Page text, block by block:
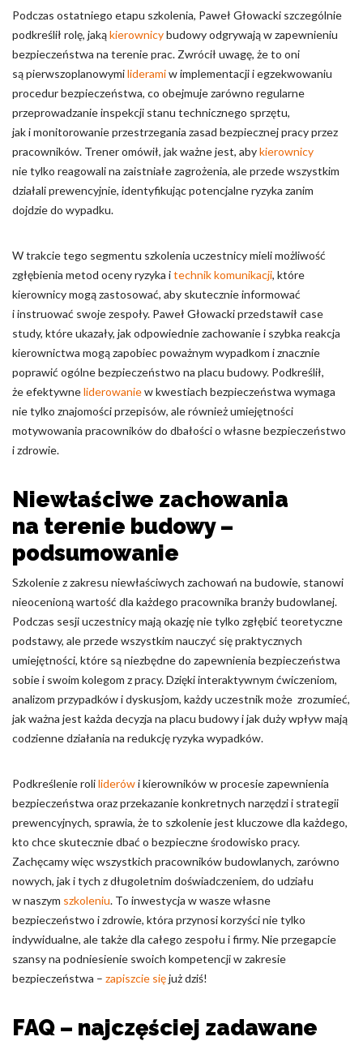
Podczas ostatniego etapu szkolenia, Paweł Głowacki szczególnie
podkreślił rolę, jakąkierownicybudowy odgrywają w zapewnieniu
bezpieczeństwa na terenie prac. Zwrócił uwagę, że to oni
są pierwszoplanowymilideramiw implementacji i egzekwowaniu
procedur bezpieczeństwa, co obejmuje zarówno regularne
przeprowadzanie inspekcji stanu technicznego sprzętu,
jak i monitorowanie przestrzegania zasad bezpiecznej pracy przez
pracowników. Trener omówił, jak ważne jest, abykierownicy
nie tylko reagowali na zaistniałe zagrożenia, ale przede wszystkim
działali prewencyjnie, identyfikując potencjalne ryzyka zanim
dojdzie do wypadku.
W trakcie tego segmentu szkolenia uczestnicy mieli możliwość
zgłębienia metod oceny ryzyka itechnik komunikacji, które
kierownicy mogą zastosować, aby skutecznie informować
i instruować swoje zespoły. Paweł Głowacki przedstawił case
study, które ukazały, jak odpowiednie zachowanie i szybka reakcja
kierownictwa mogą zapobiec poważnym wypadkom i znacznie
poprawić ogólne bezpieczeństwo na placu budowy. Podkreślił,
że efektywneliderowaniew kwestiach bezpieczeństwa wymaga
nie tylko znajomości przepisów, ale również umiejętności
motywowania pracowników do dbałości o własne bezpieczeństwo
i zdrowie.
Niewłaściwe zachowania
na terenie budowy –
podsumowanie
Szkolenie z zakresu niewłaściwych zachowań na budowie, stanowi
nieocenioną wartość dla każdego pracownika branży budowlanej.
Podczas sesji uczestnicy mają okazję nie tylko zgłębić teoretyczne
podstawy, ale przede wszystkim nauczyć się praktycznych
umiejętności, które są niezbędne do zapewnienia bezpieczeństwa
sobie i swoim kolegom z pracy. Dzięki interaktywnym ćwiczeniom,
analizom przypadków i dyskusjom, każdy uczestnik może zrozumieć,
jak ważna jest każda decyzja na placu budowy i jak duży wpływ mają
codzienne działania na redukcję ryzyka wypadków.
Podkreślenie roliliderówi kierowników w procesie zapewnienia
bezpieczeństwa oraz przekazanie konkretnych narzędzi i strategii
prewencyjnych, sprawia, że to szkolenie jest kluczowe dla każdego,
kto chce skutecznie dbać o bezpieczne środowisko pracy.
Zachęcamy więc wszystkich pracowników budowlanych, zarówno
nowych, jak i tych z długoletnim doświadczeniem, do udziału
w naszym szkoleniu. To inwestycja w wasze własne
bezpieczeństwo i zdrowie, która przynosi korzyści nie tylko
indywidualne, ale także dla całego zespołu i firmy. Nie przegapcie
szansy na podniesienie swoich kompetencji w zakresie
bezpieczeństwa – zapiszcie sięjuż dziś!
FAQ – najczęściej zadawane